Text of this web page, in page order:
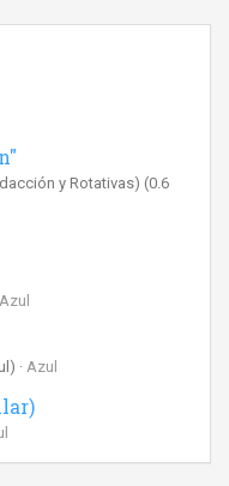
y Rotativas) (0.6
Azul
Azul